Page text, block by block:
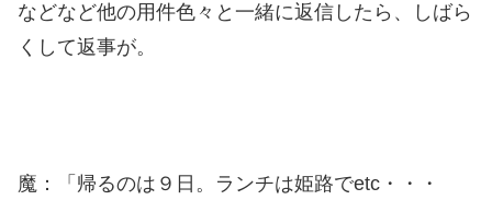
などなど他の用件色々と一緒に返信したら、しばら
くして返事が。
魔：「帰るのは９日。ランチは姫路でetc・・・